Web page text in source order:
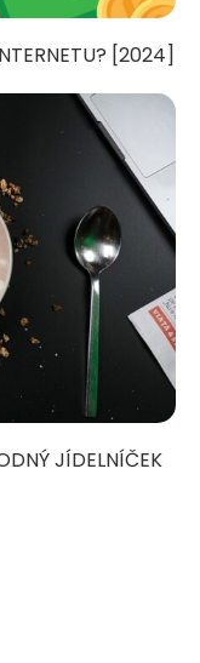
[2024]
JÍDELNÍČEK